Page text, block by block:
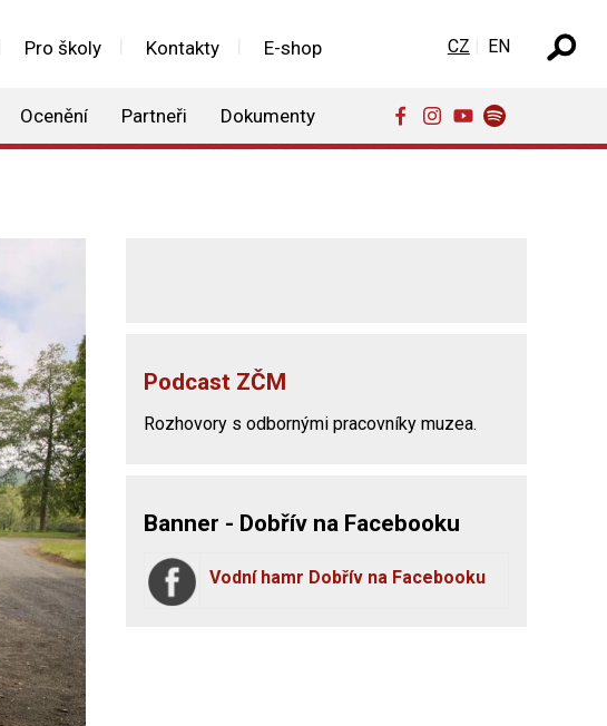
Pro školy Kontakty E-shop
Ocenění Partneři Dokumenty
Zvolte jazyk
CZ EN
Podcast ZČM
Rozhovory s odbornými pracovníky muzea.
Banner - Dobřív na Facebooku
Vodní hamr Dobřív na Facebooku